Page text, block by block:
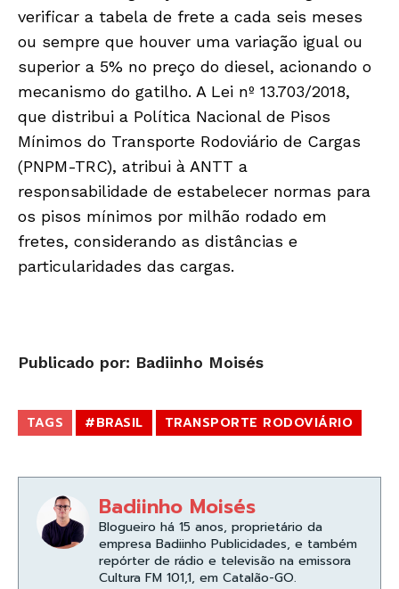
verificar a tabela de frete a cada seis meses
ou sempre que houver uma variação igual ou
superior a 5% no preço do diesel, acionando o
mecanismo do gatilho. A Lei nº 13.703/2018,
que distribui a Política Nacional de Pisos
Mínimos do Transporte Rodoviário de Cargas
(PNPM-TRC), atribui à ANTT a
responsabilidade de estabelecer normas para
os pisos mínimos por milhão rodado em
fretes, considerando as distâncias e
particularidades das cargas.
Publicado por: Badiinho Moisés
TAGS #BRASIL TRANSPORTE RODOVIÁRIO
Badiinho Moisés
Blogueiro há 15 anos, proprietário da
empresa Badiinho Publicidades, e também
repórter de rádio e televisão na emissora
Cultura FM 101,1, em Catalão-GO.